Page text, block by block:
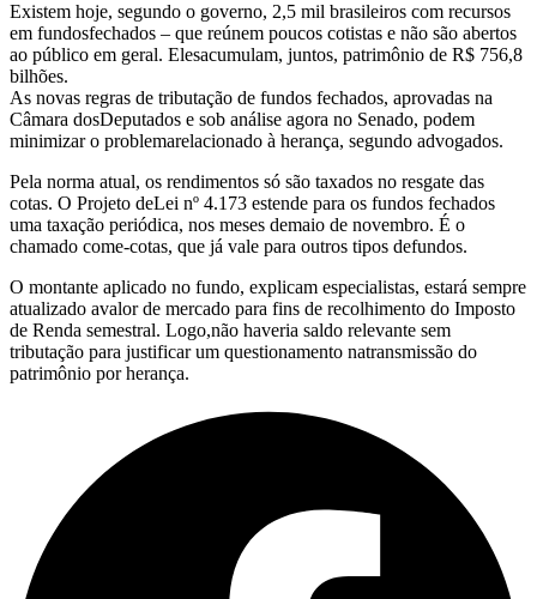
Existem hoje, segundo o governo, 2,5 mil brasileiros com recursos
em fundosfechados – que reúnem poucos cotistas e não são abertos
ao público em geral. Elesacumulam, juntos, patrimônio de R$ 756,8
bilhões.
As novas regras de tributação de fundos fechados, aprovadas na
Câmara dosDeputados e sob análise agora no Senado, podem
minimizar o problemarelacionado à herança, segundo advogados.
Pela norma atual, os rendimentos só são taxados no resgate das
cotas. O Projeto deLei nº 4.173 estende para os fundos fechados
uma taxação periódica, nos meses demaio de novembro. É o
chamado come-cotas, que já vale para outros tipos defundos.
O montante aplicado no fundo, explicam especialistas, estará sempre
atualizado avalor de mercado para fins de recolhimento do Imposto
de Renda semestral. Logo,não haveria saldo relevante sem
tributação para justificar um questionamento natransmissão do
patrimônio por herança.